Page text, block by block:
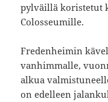
pylväillä koristetut
Colosseumille.
Fredenheimin
vanhimmalle,
alkua
on edelleen